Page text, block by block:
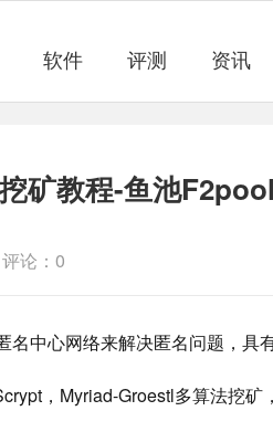
软件 评测 资讯
矿教程-鱼池F2pool
评论：0
中心网络来解决匿名问题，具
，Myriad-Groestl多算法挖矿